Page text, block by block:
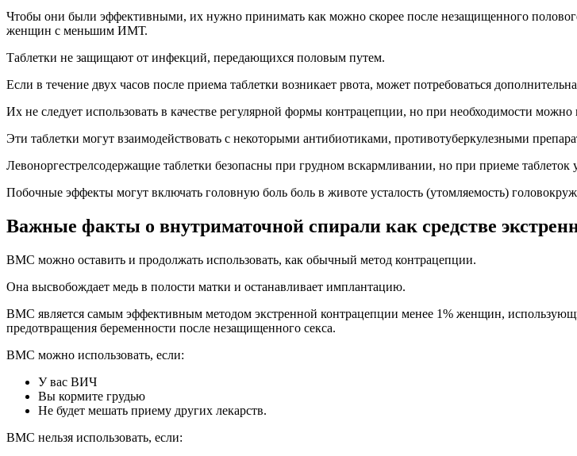
Чтобы они были эффективными, их нужно принимать как можно скорее после незащищенного
женщин с меньшим ИМТ.
Таблетки не защищают от инфекций, передающихся половым путем.
Если в течение двух часов после приема таблетки возникает рвота, может потребоваться
Их не следует использовать в качестве регулярной формы контрацепции, но при необходимости
Эти таблетки могут взаимодействовать с некоторыми антибиотиками, противотуберкулезными
Левоноргестрелсодержащие таблетки безопасны при грудном вскармливании, но при приеме таблеток
Побочные эффекты могут включать головную боль боль в животе усталость (утомляемость)
Важные факты о внутриматочной спирали как средстве
ВМС можно оставить и продолжать использовать, как обычный метод контрацепции.
Она высвобождает медь в полости матки и останавливает имплантацию.
ВМС является самым эффективным методом экстренной контрацепции менее 1% женщин,
предотвращения беременности после незащищенного секса.
ВМС можно использовать, если:
У вас ВИЧ
Вы кормите грудью
Не будет мешать приему других лекарств.
ВМС нельзя использовать, если: